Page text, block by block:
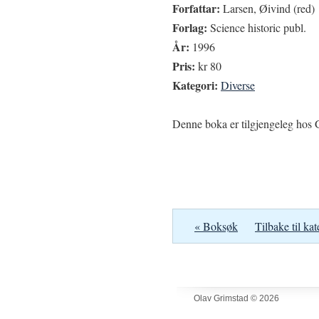
Forfattar: Larsen, Øivind (red)
Forlag: Science historic publ.
År: 1996
Pris: kr 80
Kategori: Diverse
Denne boka er tilgjengeleg hos
« Boksøk Tilbake til
Olav Grimstad © 2026